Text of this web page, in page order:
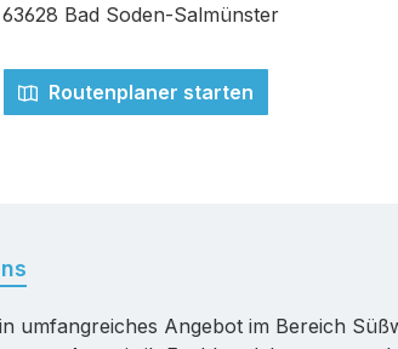
63628 Bad Soden-Salmünster
Routenplaner starten
Angebot im Bereich